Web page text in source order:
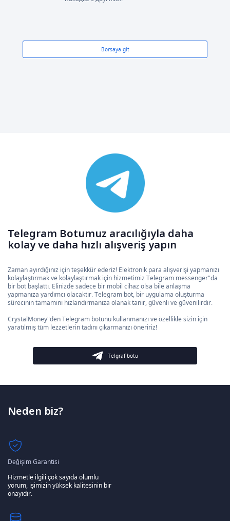
Borsaya git
Telegram Botumuz aracılığıyla daha
kolay ve daha hızlı alışveriş yapın
Zaman ayırdığınız için teşekkür ederiz! Elektronik para alışverişi yapmanızı
kolaylaştırmak ve kolaylaştırmak için hizmetimiz Telegram messenger"da
bir bot başlattı. Elinizde sadece bir mobil cihaz olsa bile anlaşma
yapmanıza yardımcı olacaktır. Telegram bot, bir uygulama oluşturma
sürecinin tamamını hızlandırmanıza olanak tanır, güvenli ve güvenilirdir.
CrystalMoney"den Telegram botunu kullanmanızı ve özellikle sizin için
yaratılmış tüm lezzetlerin tadını çıkarmanızı öneririz!
Telgraf botu
Neden biz?
Değişim Garantisi
Hizmetle ilgili çok sayıda olumlu
yorum, işimizin yüksek kalitesinin bir
onayıdır.